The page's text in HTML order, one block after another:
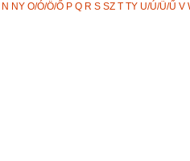
N NY O/Ó/Ö/Ő P Q R S SZ T TY U/Ú/Ü/Ű V